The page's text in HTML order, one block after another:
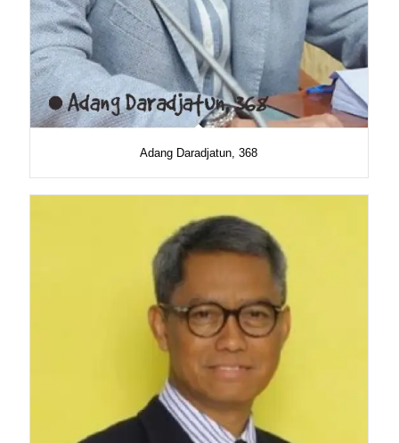
Adang Daradjatun, 368